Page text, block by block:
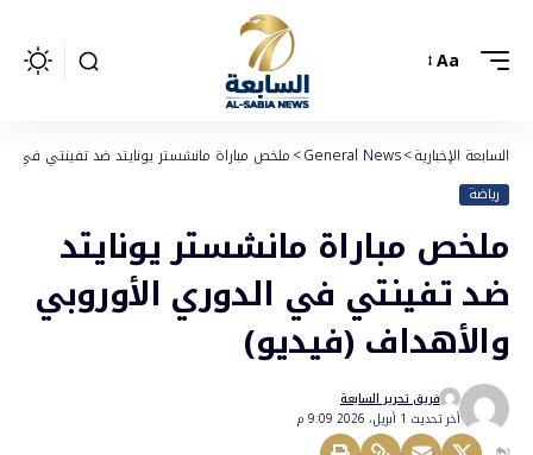
Aa
السابعة الإخبارية>
General News
>ملخص مباراة مانشستر يونايتد ضد تفينتي في
رياضة
ملخص مباراة مانشستر يونايتد
ضد تفينتي في الدوري الأوروبي
والأهداف (فيديو)
أخر تحديث 1 أبريل، 2026 9:09 م
فريق تحرير السابعة